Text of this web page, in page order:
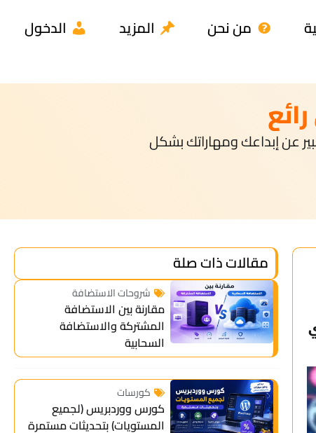
من نحن المزيد الدخول
تساعدك في التعبير عن إبداعك ومهاراتك بشكل
مقالات ذات صلة
شروحات الاستضافة
مقارنة بين الاستضافة
المشتركة والاستضافة
السحابية
كورسات
كورس ووردبريس (لجميع
المستويات) بتحديثات مستمرة